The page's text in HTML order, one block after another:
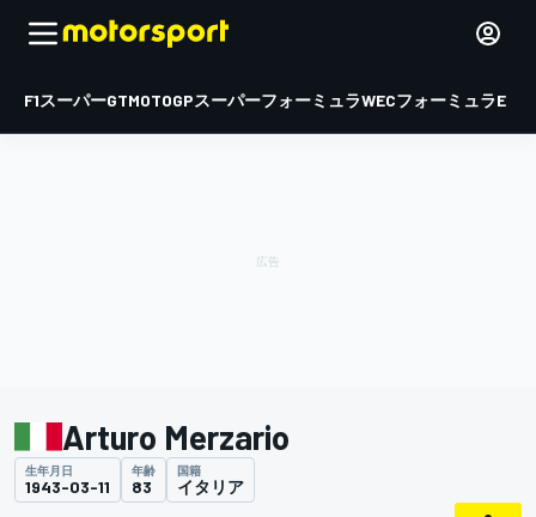
F1スーパーGTMOTOGPスーパーフォーミュラWECフォーミュラE
Arturo Merzario
生年月日
1943-03-11
年齢
83
国籍
イタリア